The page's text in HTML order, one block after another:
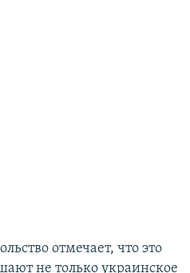
отмечает, что это
не только украинское